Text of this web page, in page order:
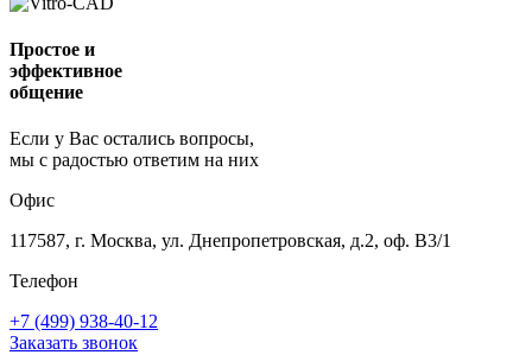
Простое и
эффективное
общение
Если у Вас остались вопросы,
мы с радостью ответим на них
Офис
117587, г. Москва, ул. Днепропетровская, д.2, оф. В3/1
Телефон
+7 (499) 938-40-12
Заказать звонок